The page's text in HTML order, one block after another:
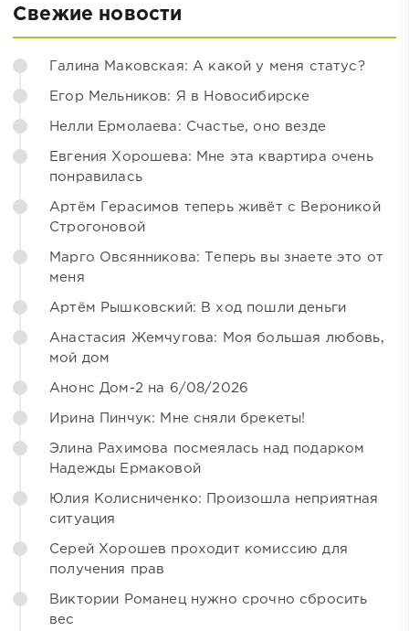
Свежие новости
Галина Маковская: А какой у меня статус?
Егор Мельников: Я в Новосибирске
Нелли Ермолаева: Счастье, оно везде
Евгения Хорошева: Мне эта квартира очень
понравилась
Артём Герасимов теперь живёт с Вероникой
Строгоновой
Марго Овсянникова: Теперь вы знаете это от
меня
Артём Рышковский: В ход пошли деньги
Анастасия Жемчугова: Моя большая любовь,
мой дом
Анонс Дом-2 на 6/08/2026
Ирина Пинчук: Мне сняли брекеты!
Элина Рахимова посмеялась над подарком
Надежды Ермаковой
Юлия Колисниченко: Произошла неприятная
ситуация
Серей Хорошев проходит комиссию для
получения прав
Виктории Романец нужно срочно сбросить
вес